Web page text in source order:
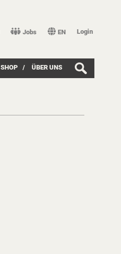
Jobs EN Login
SHOP / ÜBER UNS